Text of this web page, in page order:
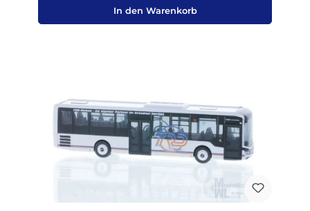
In den Warenkorb